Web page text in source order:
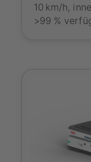
10 km/h,
>99 %